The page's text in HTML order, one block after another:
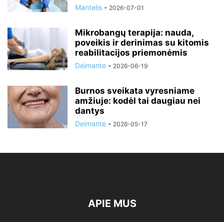
Mantelis - 2026-07-01
Mikrobangų terapija: nauda,
poveikis ir derinimas su kitomis
reabilitacijos priemonėmis
Deimante - 2026-06-19
Burnos sveikata vyresniame
amžiuje: kodėl tai daugiau nei
dantys
Deimante - 2026-05-17
APIE MUS